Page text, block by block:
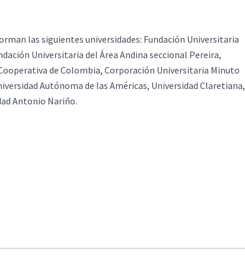
las siguientes universidades: Fundación Universitaria
Universitaria del Área Andina seccional Pereira,
de Colombia, Corporación Universitaria Minuto
Autónoma de las Américas, Universidad Claretiana,
Antonio Nariño.